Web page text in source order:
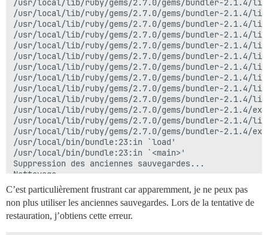
/usr/local/lib/ruby/gems/2.7.0/gems/bundler-2.1.4/
/usr/local/lib/ruby/gems/2.7.0/gems/bundler-2.1.4/
/usr/local/lib/ruby/gems/2.7.0/gems/bundler-2.1.4/
/usr/local/lib/ruby/gems/2.7.0/gems/bundler-2.1.4/
/usr/local/lib/ruby/gems/2.7.0/gems/bundler-2.1.4/
/usr/local/lib/ruby/gems/2.7.0/gems/bundler-2.1.4/
/usr/local/lib/ruby/gems/2.7.0/gems/bundler-2.1.4/
/usr/local/lib/ruby/gems/2.7.0/gems/bundler-2.1.4/
/usr/local/lib/ruby/gems/2.7.0/gems/bundler-
/usr/local/lib/ruby/gems/2.7.0/gems/bundler-
/usr/local/lib/ruby/gems/2.7.0/gems/bundler-2.1.4/
/usr/local/lib/ruby/gems/2.7.0/gems/bundler-2.1.4/
/usr/local/lib/ruby/gems/2.7.0/gems/bundler-2.1.4/
/usr/local/bin/bundle:23:in `load'
/usr/local/bin/bundle:23:in `<main>'
Suppression des anciennes sauvegardes...
Nettoyage...
Suppression des restes '.tar'...
Marquage de la sauvegarde comme terminée...
Actualisation des statistiques du disque...
Notification au 'système' de la fin de la
C’est particulièrement frustrant car apparemment, je ne peux pas
non plus utiliser les anciennes sauvegardes. Lors de la tentative de
restauration, j’obtiens cette erreur.